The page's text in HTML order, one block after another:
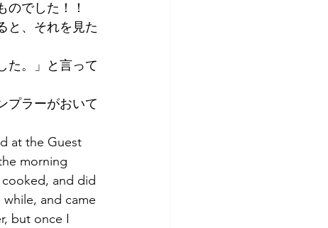
でした！！
と、それを見た
た。」と言って
プラーがおいて
at the Guest
morning
and did
and came
but once I